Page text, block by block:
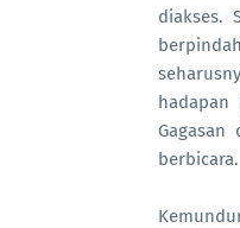
diakses.
berbicara.